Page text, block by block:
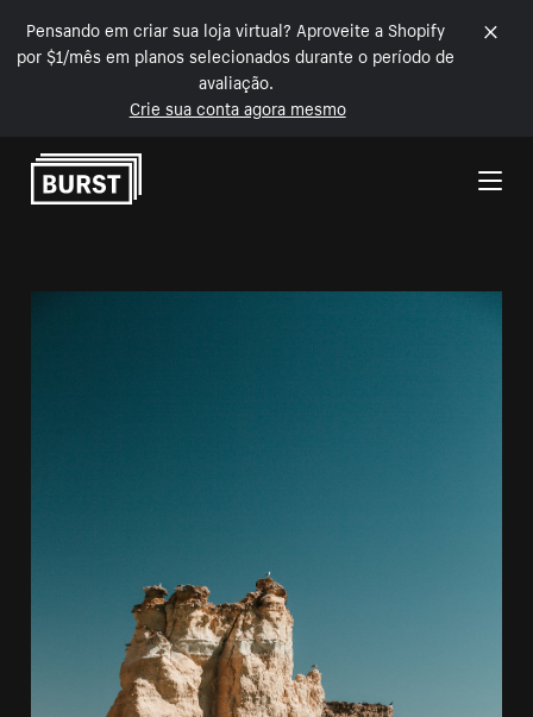
Pensando em criar sua loja virtual? Aproveite a Shopify
por $1/mês em planos selecionados durante o período de
avaliação.
Crie sua conta agora mesmo
Pular para o conteúdo